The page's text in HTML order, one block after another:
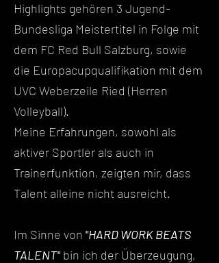
Highlights gehören 3 Jugend-
Bundesliga Meistertitel in Folge mit
dem FC Red Bull Salzburg, sowie
die Europacupqualifikation mit dem
UVC Weberzeile Ried (Herren
Volleyball).
Meine Erfahrungen, sowohl als
aktiver Sportler als auch in
Trainerfunktion, zeigten mir, dass
Talent alleine nicht ausreicht.
Im Sinne von "HARD WORK BEATS
TALENT"bin ich der Überzeugung,